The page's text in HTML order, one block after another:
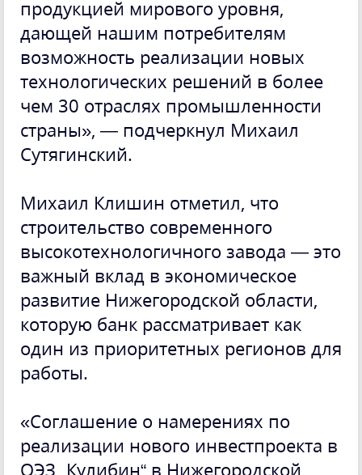
продукцией мирового уровня,
дающей нашим потребителям
возможность реализации новых
технологических решений в более
чем 30 отраслях промышленности
страны», — подчеркнул Михаил
Сутягинский.
Михаил Клишин отметил, что
строительство современного
высокотехнологичного завода — это
важный вклад в экономическое
развитие Нижегородской области,
которую банк рассматривает как
один из приоритетных регионов для
работы.
«Соглашение о намерениях по
реализации нового инвестпроекта в
ОЭЗ „Кулибин“ в Нижегородской